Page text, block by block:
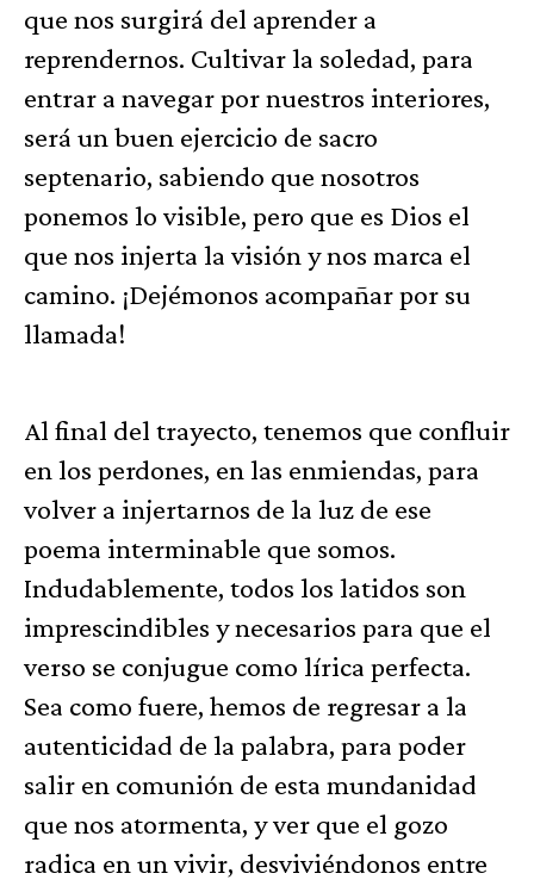
que nos surgirá del aprender a
reprendernos. Cultivar la soledad, para
entrar a navegar por nuestros interiores,
será un buen ejercicio de sacro
septenario, sabiendo que nosotros
ponemos lo visible, pero que es Dios el
que nos injerta la visión y nos marca el
camino. ¡Dejémonos acompañar por su
llamada!
Al final del trayecto, tenemos que confluir
en los perdones, en las enmiendas, para
volver a injertarnos de la luz de ese
poema interminable que somos.
Indudablemente, todos los latidos son
imprescindibles y necesarios para que el
verso se conjugue como lírica perfecta.
Sea como fuere, hemos de regresar a la
autenticidad de la palabra, para poder
salir en comunión de esta mundanidad
que nos atormenta, y ver que el gozo
radica en un vivir, desviviéndonos entre